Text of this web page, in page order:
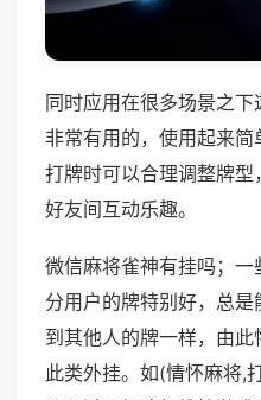
同时应用在很多场景之
非常有用的，使用起来
打牌时可以合理调整牌
好友间互动乐趣。
微信麻将雀神有挂吗；
分用户的牌特别好，总
到其他人的牌一样，由
此类外挂。如(情怀麻将,